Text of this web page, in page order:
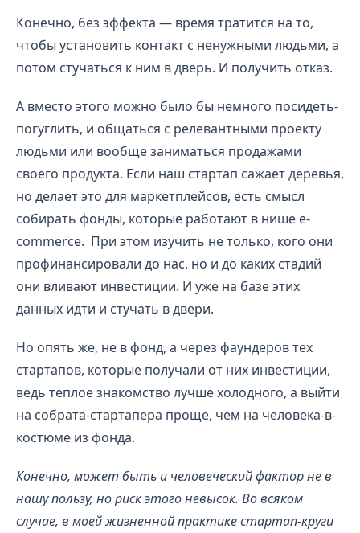
Конечно, без эффекта — время тратится на то,
чтобы установить контакт с ненужными людьми, а
потом стучаться к ним в дверь. И получить отказ.
А вместо этого можно было бы немного посидеть-
погуглить, и общаться с релевантными проекту
людьми или вообще заниматься продажами
своего продукта. Если наш стартап сажает деревья,
но делает это для маркетплейсов, есть смысл
собирать фонды, которые работают в нише e-
commerce. При этом изучить не только, кого они
профинансировали до нас, но и до каких стадий
они вливают инвестиции. И уже на базе этих
данных идти и стучать в двери.
Но опять же, не в фонд, а через фаундеров тех
стартапов, которые получали от них инвестиции,
ведь теплое знакомство лучше холодного, а выйти
на собрата-стартапера проще, чем на человека-в-
костюме из фонда.
Конечно, может быть и человеческий фактор не в
нашу пользу, но риск этого невысок. Во всяком
случае, в моей жизненной практике стартап-круги